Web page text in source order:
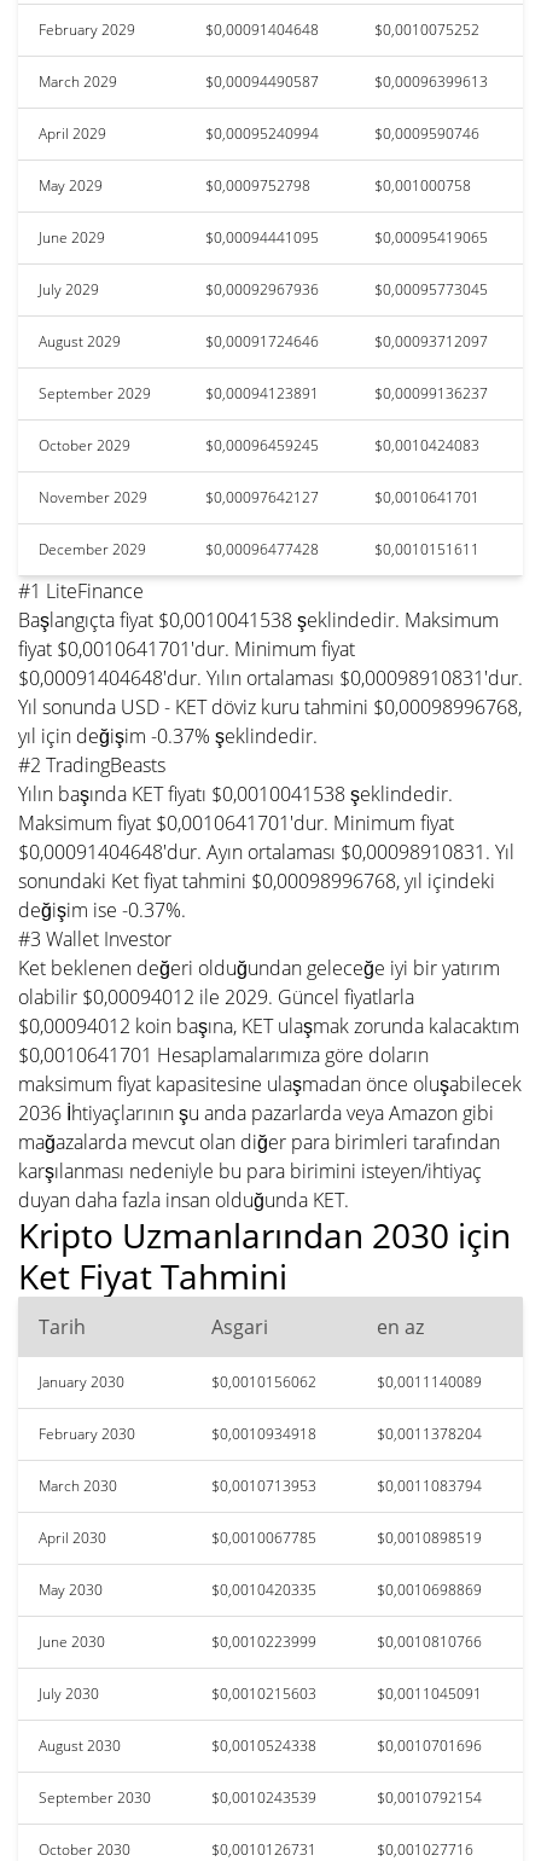
February 2029 $0,00091404648 $0,0010075252
March 2029 $0,00094490587 $0,00096399613
April 2029 $0,00095240994 $0,0009590746
May 2029 $0,0009752798 $0,001000758
June 2029 $0,00094441095 $0,00095419065
July 2029 $0,00092967936 $0,00095773045
August 2029 $0,00091724646 $0,00093712097
September 2029 $0,00094123891 $0,00099136237
October 2029 $0,00096459245 $0,0010424083
November 2029 $0,00097642127 $0,0010641701
December 2029 $0,00096477428 $0,0010151611
#1 LiteFinance
Başlangıçta fiyat $0,0010041538 şeklindedir. Maksimum
fiyat $0,0010641701'dur. Minimum fiyat
$0,00091404648'dur. Yılın ortalaması $0,00098910831'dur.
Yıl sonunda USD - KET döviz kuru tahmini $0,00098996768,
yıl için değişim -0.37% şeklindedir.
#2 TradingBeasts
Yılın başında KET fiyatı $0,0010041538 şeklindedir.
Maksimum fiyat $0,0010641701'dur. Minimum fiyat
$0,00091404648'dur. Ayın ortalaması $0,00098910831. Yıl
sonundaki Ket fiyat tahmini $0,00098996768, yıl içindeki
değişim ise -0.37%.
#3 Wallet Investor
Ket beklenen değeri olduğundan geleceğe iyi bir yatırım
olabilir $0,00094012 ile 2029. Güncel fiyatlarla
$0,00094012 koin başına, KET ulaşmak zorunda kalacaktım
$0,0010641701 Hesaplamalarımıza göre doların
maksimum fiyat kapasitesine ulaşmadan önce oluşabilecek
2036 İhtiyaçlarının şu anda pazarlarda veya Amazon gibi
mağazalarda mevcut olan diğer para birimleri tarafından
karşılanması nedeniyle bu para birimini isteyen/ihtiyaç
duyan daha fazla insan olduğunda KET.
Kripto Uzmanlarından 2030 için
Ket Fiyat Tahmini
Tarih Asgari en az
January 2030 $0,0010156062 $0,0011140089
February 2030 $0,0010934918 $0,0011378204
March 2030 $0,0010713953 $0,0011083794
April 2030 $0,0010067785 $0,0010898519
May 2030 $0,0010420335 $0,0010698869
June 2030 $0,0010223999 $0,0010810766
July 2030 $0,0010215603 $0,0011045091
August 2030 $0,0010524338 $0,0010701696
September 2030 $0,0010243539 $0,0010792154
October 2030 $0,0010126731 $0,001027716